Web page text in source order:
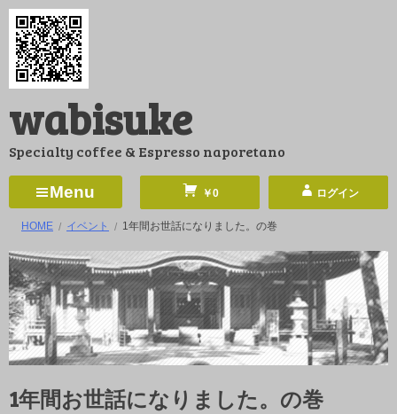
コ
ン
ツ
ス
ッ
wabisuke
Specialty coffee & Espresso naporetano
Menu ￥0 ログイン
HOME イベント 1年間お世話になりました。の巻
1年間お世話になりました。の巻